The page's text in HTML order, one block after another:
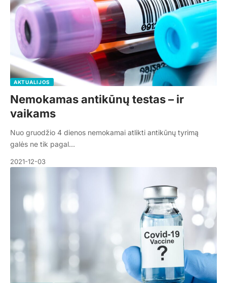
AKTUALIJOS
Nemokamas antikūnų testas – ir
vaikams
Nuo gruodžio 4 dienos nemokamai atlikti antikūnų tyrimą
galės ne tik pagal…
2021-12-03